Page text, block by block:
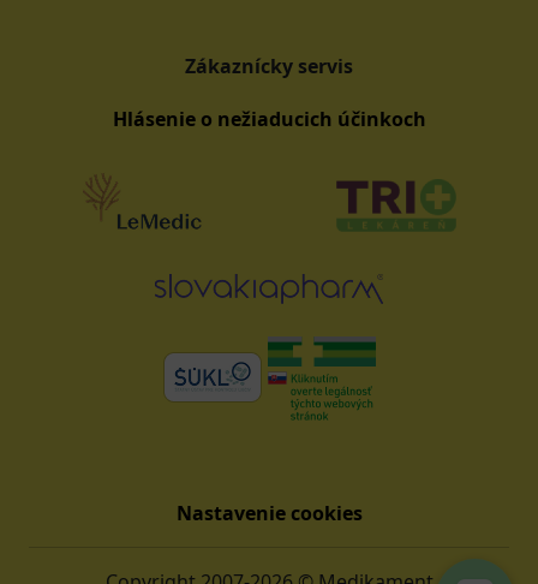
Zákaznícky servis
Hlásenie o nežiaducich účinkoch
Nastavenie cookies